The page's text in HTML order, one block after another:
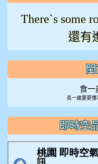
There`s some
還有
食一
長一歲要更懂
即時空